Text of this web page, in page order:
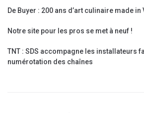
De Buyer : 200 ans d’art culinaire made in
Notre site pour les pros se met à neuf !
TNT : SDS accompagne les installateurs
numérotation des chaînes